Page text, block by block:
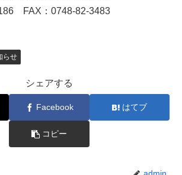
FAX：0748-82-3483
らせ
シェアする
Facebook はてブ
コピー